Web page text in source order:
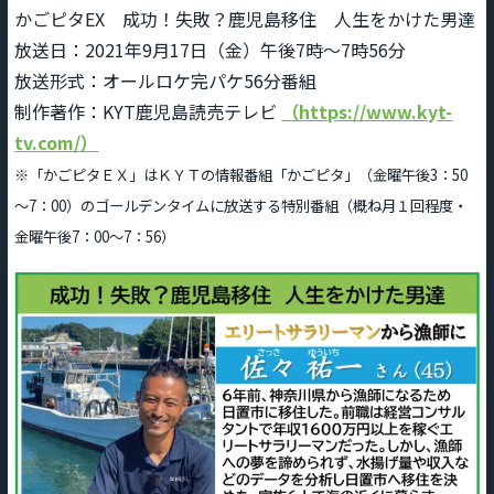
かごピタEX 成功！失敗？鹿児島移住 人生をかけた男達
放送日：2021年9月17日（金）午後7時～7時56分
放送形式：オールロケ完パケ56分番組
制作著作：KYT鹿児島読売テレビ
（https://www.kyt-
tv.com/）
※「かごピタＥＸ」はＫＹＴの情報番組「かごピタ」（金曜午後3：50
～7：00）のゴールデンタイムに放送する特別番組（概ね月１回程度・
金曜午後7：00～7：56）